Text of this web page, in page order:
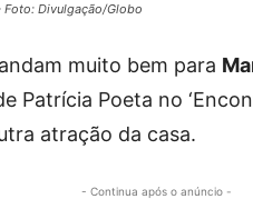
Foto: Divulgação/Globo
muito bem para
Patrícia Poeta no
atração da casa.
- Continua após o anúncio -